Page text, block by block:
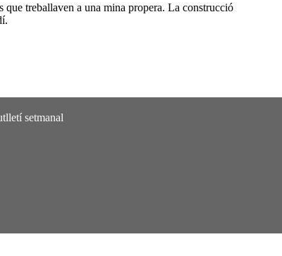
treballaven a una mina propera. La construcció